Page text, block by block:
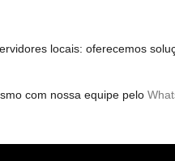
locais: oferecemos
com nossa equipe pelo